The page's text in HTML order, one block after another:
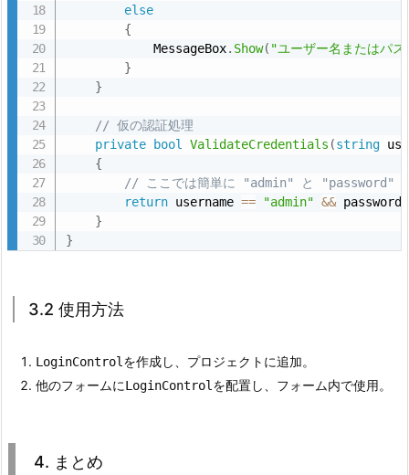
用
例
3.
1
グ
イ
ン
フ
ム
作
成
3.
else
{
            MessageBox
. Show( "ユーザー名またはパ
}
}
// 仮の認証処理
private
bool ValidateCredentials (string
{
// ここでは簡単に "admin" と "password" で
return username == "admin" && password
}
}
3.2 使用方法
LoginControlを作成し、プロジェクトに追加。
他のフォームにLoginControlを配置し、フォーム内で使用。
4. まとめ